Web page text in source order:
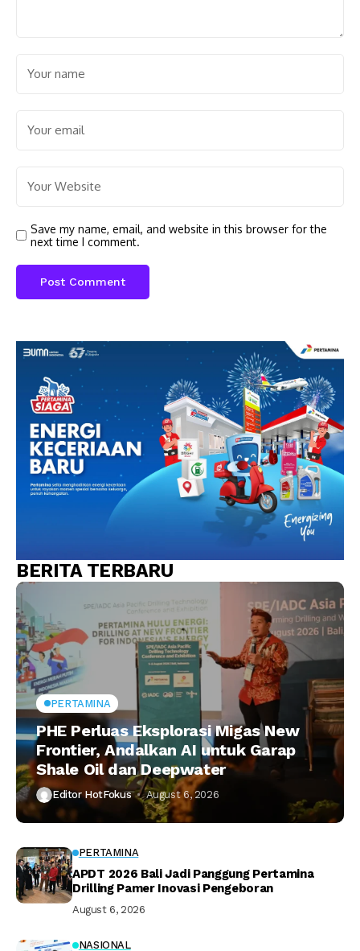
Save my name, email, and website in this browser for the
next time I comment.
BERITA TERBARU
PERTAMINA
PHE Perluas Eksplorasi Migas New
Frontier, Andalkan AI untuk Garap
Shale Oil dan Deepwater
Editor HotFokus August 6, 2026
PERTAMINA
APDT 2026 Bali Jadi Panggung Pertamina
Drilling Pamer Inovasi Pengeboran
August 6, 2026
NASIONAL